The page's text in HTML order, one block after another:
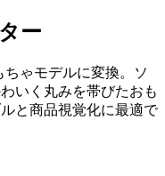
ー
ゃモデルに変換。ソ
いく丸みを帯びたおも
と商品視覚化に最適で